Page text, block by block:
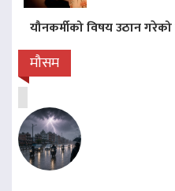
यौनकर्मीको विषय उठान गरेको
मौसम